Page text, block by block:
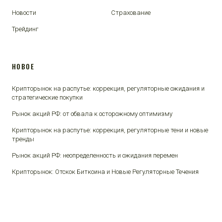
Новости Страхование
Трейдинг
НОВОЕ
Крипторынок на распутье: коррекция, регуляторные ожидания и
стратегические покупки
Рынок акций РФ: от обвала к осторожному оптимизму
Крипторынок на распутье: коррекция, регуляторные тени и новые
тренды
Рынок акций РФ: неопределенность и ожидания перемен
Крипторынок: Отскок Биткоина и Новые Регуляторные Течения